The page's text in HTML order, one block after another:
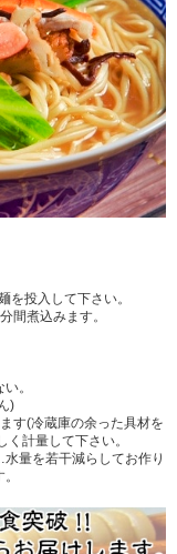
を投入して下さい。
間煮込みます。
。
)
す(冷蔵庫の余った具材を
計量して下さい。
を若干減らしてお作り